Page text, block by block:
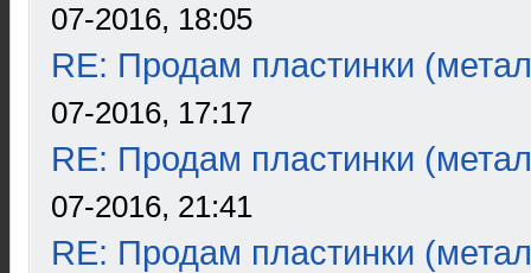
07-2016, 18:05
RE: Продам пластинки
07-2016, 17:17
RE: Продам пластинки
07-2016, 21:41
RE: Продам пластинки